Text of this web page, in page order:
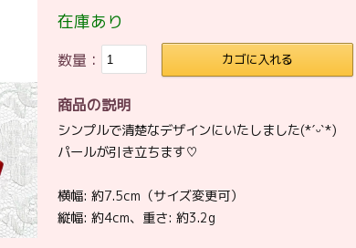
在庫あり
数量： カゴに入れる
商品の説明
シンプルで清楚なデザインにいたしました(*ˊᵕˋ*)
パールが引き立ちます♡
横幅: 約7.5cm（サイズ変更可）
縦幅: 約4cm、重さ: 約3.2g